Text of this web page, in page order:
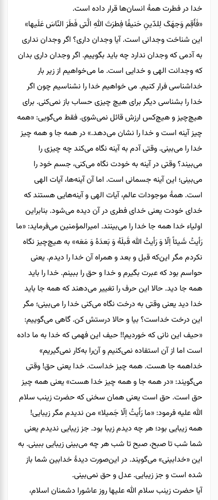
خدا در فطرت همۀ انسان‌ها قرار داده است.
«فَأَقِم وَجهَکَ لِلدّینِ حَنیفًا فِطرَتَ اللهِ الَّتی فَطَرَ النّاسَ عَلَیها»
این شناخت وجدانی است. آیا وجدان داری؟ اگر وجدان نداری
به آدمی که وجدان ندارد چه باید بگوییم. اگر وجدان داری بدان
که وجدانت الهی و خدایی است. ما می‌خواهیم از زیر بار
خداشناسی فرار کنیم. می خواهیم خدا را نشناسیم چون اگر
خدا را بشناسی دیگر برای هیچ چیزی حساب باز نمی‌کنی. برای
هیچ‌چیز و هیچ‌کس ارزش قائل نمی‌شوی. فقط می‌گویی: «همه
چیز آینه است و خدا را نشان می‌دهد.» در همه‌ جا و همه چیز
خدا را می‌بینی. وقتی آدم به آینه نگاه می‌کند چه چیزی را
می‌بیند؟ وقتی در آینه به خودت نگاه می‌کنی، جسم خود را
می‌بینی؛ این آینه جسمانی است. اما آن آینه‌ها، آیات الهی
است. همۀ موجودات عالم، آیات الهی و آینه‌هایی هستند که
خدای خودت یعنی خدای فطری در آن دیده می‌شود. بنابراین
اولیاء خدا همه جا خدا را می‌بینند. امیرالمؤمنین می‌فرماید: «ما
رَأیتُ شَیئاً اِلّا وَ رَأیتُ الله قَبلَهُ وَ بَعدَهُ وَ مَعَه» به هیچ‌چیز نگاه
نکردم مگر این‌که قبل و بعد و همراه آن خدا را دیدم. یعنی
حواسم بود که عبرت بگیرم و خدا و حق را ببینم. خدا را باید
همه‌ جا دید. حالا این حرف را تغییر می‌دهند که همه جا باید
خدا دید یعنی وقتی به درخت نگاه می‌کنی خدا را می‌بینی؛ مگر
این درخت خداست؟ بیا و حالا درستش کن. گاهی می‌گوییم:
«حیف این نانی که خوردیم!! حيف این فهمی که خدا به ما داده
است اما از آن استفاده نمی‌کنیم و آن‌را به‌کار نمی‌گیریم»
خداهمه‌ جا هست. همه چیز خداست. خدا یعنی حق! وقتی
می‌گویند: «در همه‌ جا و همه چیز خدا هست» یعنی همه‌ چیز
حق است. حق است یعنی همان سخنی که حضرت زینب سلام
‌الله‌ علیه فرمود: «ما رَأَیتُ اِلّا جَمیلا» من ندیدم مگر زیبایی!
همه‌ زیبایی بود؛ هر چه دیدم زیبا بود. جز زیبایی ندیدم یعنی
شما شب تا صبح، صبح تا شب هر چه می‌بینی زیبایی ببینی. به
این «خدابینی» می‌گویند. در این‌صورت دیدۀ خدابین شما باز
شده است و جز زیبایی. عدل و حق نمی‌بینی.
آیا حضرت زینب سلام ‌الله ‌علیها روز عاشورا دشمنان اسلام،